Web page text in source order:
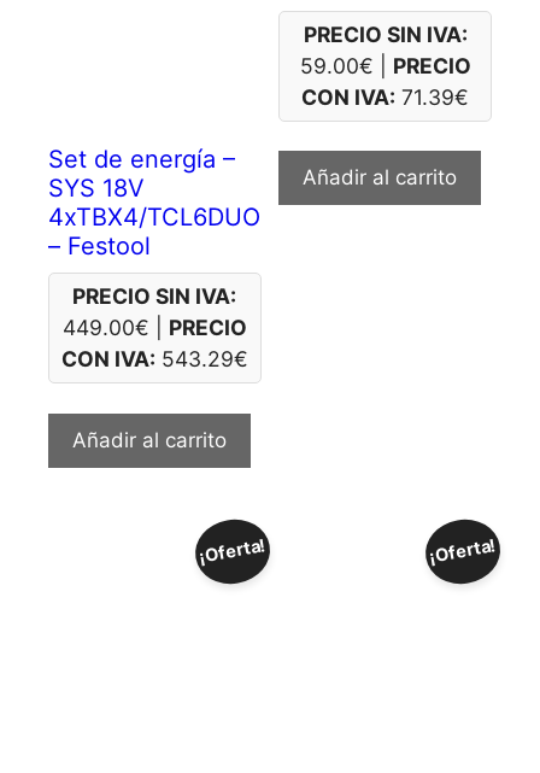
Set de energía –
SYS 18V
4xTBX4/TCL6DUO
– Festool
PRECIO SIN IVA:
449.00€
PRECIO
CON IVA: 543.29€
Añadir al carrito
PRECIO SIN IVA:
59.00€
PRECIO
CON IVA: 71.39€
Añadir al carrito
¡Oferta! ¡Oferta!